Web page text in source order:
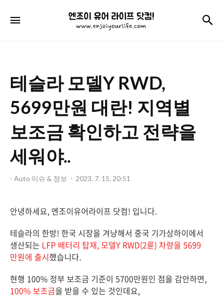
엔
조
어
라
이
프
컴!
테슬라 모델Y RWD,
5699만원 대란! 지역별
보조금 확인하고 전략을
세워야..
- Auto 이슈 & 정보 2023. 7. 15. 20:51
안녕하세요, 엔조이유어라이프 닷컴! 입니다.
테슬라의 한방! 한국 시장을 겨냥해서 중국 기가상하이에서
생산되는 LFP 배터리 탑재, 모델Y RWD(2륜) 차량을 5699
만원에 출시했습니다.
현행 100% 정부 보조금 기준이 5700만원인 점을 감안하면,
100% 보조금을 받을 수 있는 것인데요,